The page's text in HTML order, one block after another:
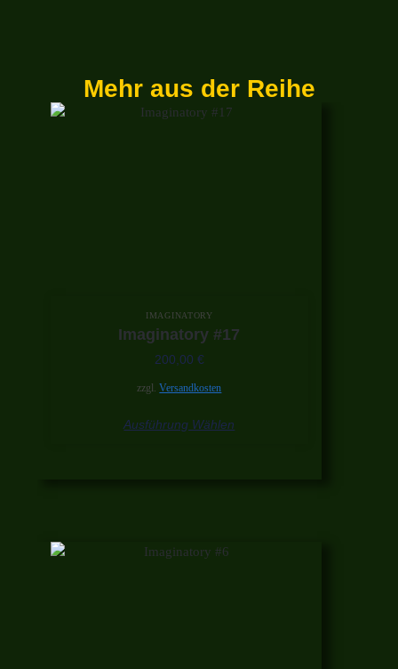
Mehr aus der Reihe
IMAGINATORY
Imaginatory #17
200,00 €
zzgl.Versandkosten
Ausführung Wählen